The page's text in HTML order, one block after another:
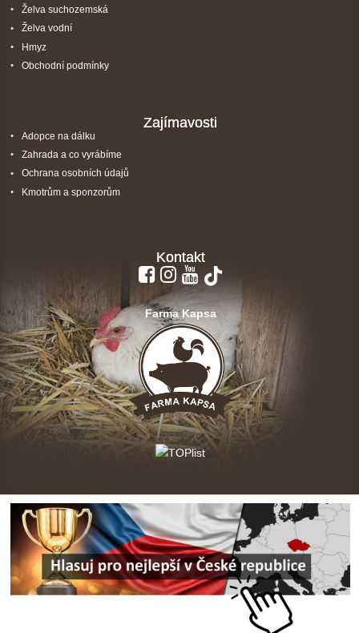
Želva suchozemská
Želva vodní
Hmyz
Obchodní podmínky
Zajímavosti
Adopce na dálku
Zahrada a co vyrábíme
Ochrana osobních údajů
Kmotrům a sponzorům
Kontakt
Farma Kapsa